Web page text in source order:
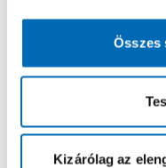
Összes
Kizárólag az